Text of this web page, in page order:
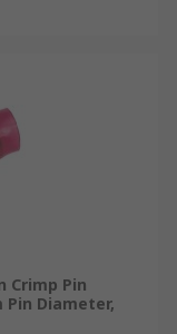
the
Crimp Pin
Pin Diameter,